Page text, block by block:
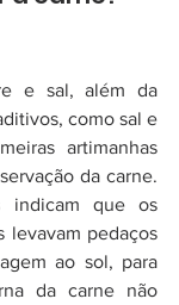
e sal, além da
como sal e
artimanhas
da carne.
indicam que os
levavam pedaços
ao sol, para
da carne não